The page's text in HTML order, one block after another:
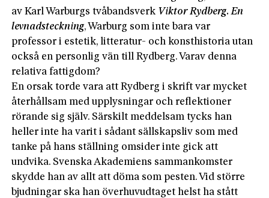
av Karl Warburgs tvåbandsverk Viktor Rydberg. En
levnadsteckning, Warburg som inte bara var
professor i estetik, litteratur- och konsthistoria utan
också en personlig vän till Rydberg. Varav denna
relativa fattigdom?
En orsak torde vara att Rydberg i skrift var mycket
återhållsam med upplysningar och reflektioner
rörande sig själv. Särskilt meddelsam tycks han
heller inte ha varit i sådant sällskapsliv som med
tanke på hans ställning omsider inte gick att
undvika. Svenska Akademiens sammankomster
skydde han av allt att döma som pesten. Vid större
bjudningar ska han överhuvudtaget helst ha stått